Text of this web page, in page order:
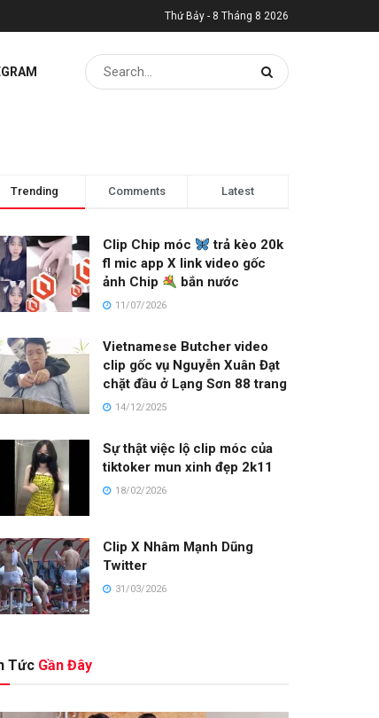
Thứ Bảy - 8 Tháng 8 2026
Trending Comments Latest
Clip Chip móc
trả kèo 20k
fl mic app X link video gốc
ảnh Chip
bắn nước
11/07/2026
Vietnamese Butcher video
clip gốc vụ Nguyễn Xuân Đạt
chặt đầu ở Lạng Sơn 88 trang
14/12/2025
Sự thật việc lộ clip móc của
tiktoker mun xinh đẹp 2k11
18/02/2026
Clip X Nhâm Mạnh Dũng
Twitter
31/03/2026
Tức Gần Đây